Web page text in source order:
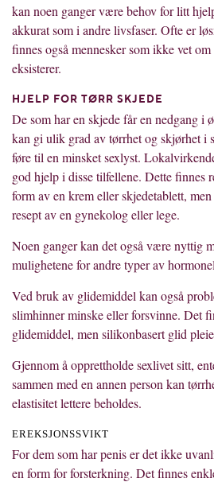
kan noen ganger være behov for litt
akkurat som i andre livsfaser. Ofte er
finnes også mennesker som ikke vet
eksisterer.
HJELP FOR TØRR SKJEDE
De som har en skjede får en nedgang i
kan gi ulik grad av tørrhet og skjørhet i
føre til en minsket sexlyst.
god hjelp i disse tilfellene. Dette finnes
form av en krem eller skjedetablett,
resept av en gynekolog eller lege.
Noen ganger kan det også være nyttig
mulighetene for andre typer av
Ved bruk av glidemiddel kan også
slimhinner minske eller forsvinne. Det
glidemiddel, men silikonbasert glid
Gjennom å opprettholde sexlivet sitt,
sammen med en annen person kan
elastisitet lettere beholdes.
EREKSJONSSVIKT
For dem som har penis er det ikke
en form for forsterkning. Det finnes